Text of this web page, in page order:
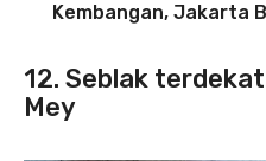
Kembangan, Jakarta
12. Seblak
Mey